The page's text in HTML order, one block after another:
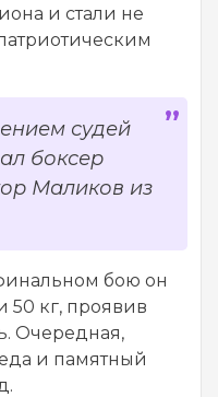
и стали не
судей
боксер
Маликов из
бою он
50 кг, проявив
Очередная,
и памятный